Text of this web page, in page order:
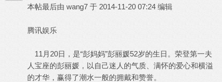
本帖最后由 wang7 于 2014-11-20 07:24 编辑
腾讯娱乐
11月20日，是“彭妈妈”彭丽媛52岁的生日。荣登第一夫
人宝座的彭丽媛，以自己迷人的气质、满怀的爱心和横溢
的才华，赢得了潮水一般的拥戴和赞誉。